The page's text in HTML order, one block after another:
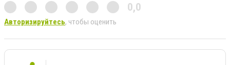
0,0
Авторизируйтесь, чтобы оценить